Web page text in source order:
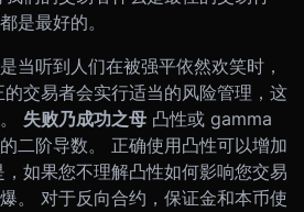
是最好的。
当听到人们在被强平依然欢笑时，
交易者会实行适当的风险管理，这
失败乃成功之母 凸性或 gamma
二阶导数。 正确使用凸性可以增加
如果您不理解凸性如何影响您交易
。
对于反向合约，保证金和本币使